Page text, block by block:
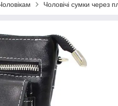
Чоловічі сумки через